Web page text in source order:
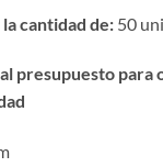
cantidad de: 50
presupuesto para